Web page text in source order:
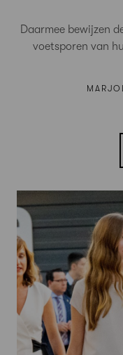
Daarmee bewijzen
voetsporen van